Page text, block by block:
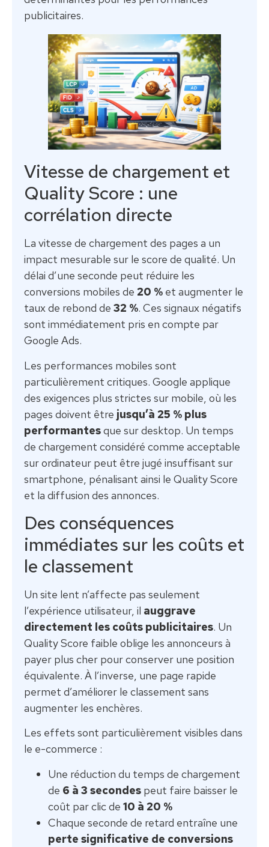
publicitaires.
Vitesse de chargement et
Quality Score : une
corrélation directe
La vitesse de chargement des pages a un
impact mesurable sur le score de qualité. Un
délai d’une seconde peut réduire les
conversions mobiles de 20 % et augmenter le
taux de rebond de 32 %. Ces signaux négatifs
sont immédiatement pris en compte par
Google Ads.
Les performances mobiles sont
particulièrement critiques. Google applique
des exigences plus strictes sur mobile, où les
pages doivent être jusqu’à 25 % plus
performantesque sur desktop. Un temps
de chargement considéré comme acceptable
sur ordinateur peut être jugé insuffisant sur
smartphone, pénalisant ainsi le Quality Score
et la diffusion des annonces.
Des conséquences
immédiates sur les coûts et
le classement
Un site lent n’affecte pas seulement
l’expérience utilisateur, il auggrave
directement les coûts publicitaires. Un
Quality Score faible oblige les annonceurs à
payer plus cher pour conserver une position
équivalente. À l’inverse, une page rapide
permet d’améliorer le classement sans
augmenter les enchères.
Les effets sont particulièrement visibles dans
le e-commerce :
Une réduction du temps de chargement
de 6 à 3 secondes peut faire baisser le
coût par clic de 10 à 20 %
Chaque seconde de retard entraîne une
perte significative de conversions